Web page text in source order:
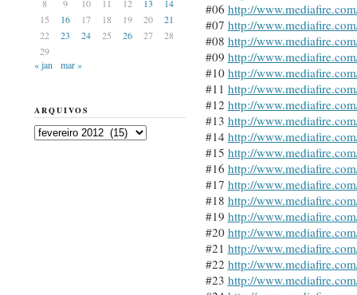
#06 http://
#07 http://
#08 http://
#09 http://
#10 http://
#11 http://
#12 http://
#13 http://
#14 http://
#15 http://
#16 http://
#17 http://
#18 http://
#19 http://
#20 http://
#21 http://
#22 http://
#23 http://
8
9 10 11 12 13
14
15
16 17 18 19 20
21
22
23 24 25 26 27
28
29
« jan
mar »
ARQUIVOS
Arquivos